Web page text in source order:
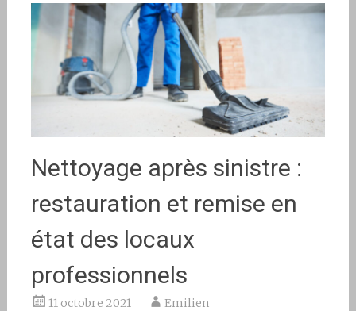
Nettoyage après sinistre :
restauration et remise en
état des locaux
professionnels
11 octobre 2021 Emilien